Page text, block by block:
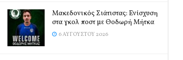
Μακεδονικός Σιάτιστας: Ενίσχυση
στα γκολ ποστ με Θοδωρή Μήτκα
6 ΑΥΓΟΎΣΤΟΥ 2026